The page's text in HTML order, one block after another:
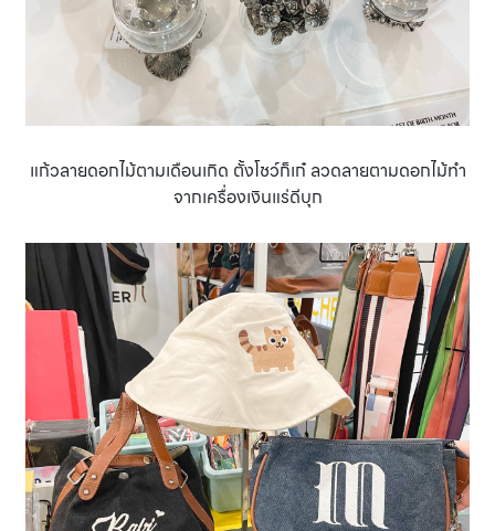
แก้วลายดอกไม้ตามเดือนเกิด ตั้งโชว์ก็เก๋ ลวดลายตามดอกไม้ทำ
จากเครื่องเงินแร่ดีบุก